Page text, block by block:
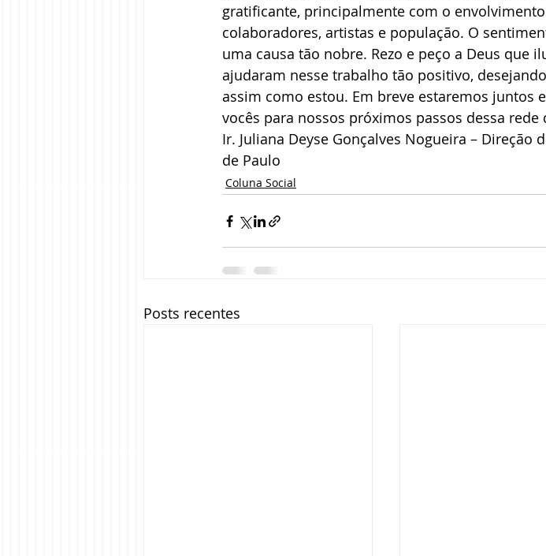
gratificante, principalmente com o
colaboradores, artistas e população. O
uma causa tão nobre. Rezo e peço a Deus que
ajudaram nesse trabalho tão positivo,
assim como estou. Em breve estaremos juntos
vocês para nossos próximos passos dessa rede
Ir. Juliana Deyse Gonçalves Nogueira – Direção
de Paulo
Coluna Social
Posts recentes